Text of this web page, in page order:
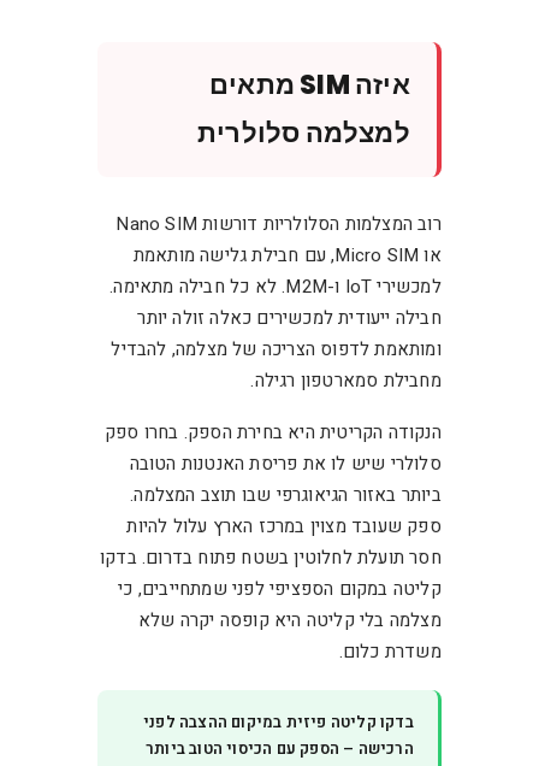
איזה SIM מתאים
למצלמה סלולרית
רוב המצלמות הסלולריות דורשות Nano SIM
או Micro SIM, עם חבילת גלישה מותאמת
למכשירי IoT ו-M2M. לא כל חבילה מתאימה.
חבילה ייעודית למכשירים כאלה זולה יותר
ומותאמת לדפוס הצריכה של מצלמה, להבדיל
מחבילת סמארטפון רגילה.
הנקודה הקריטית היא בחירת הספק. בחרו ספק
סלולרי שיש לו את פריסת האנטנות הטובה
ביותר באזור הגיאוגרפי שבו תוצב המצלמה.
ספק שעובד מצוין במרכז הארץ עלול להיות
חסר תועלת לחלוטין בשטח פתוח בדרום. בדקו
קליטה במקום הספציפי לפני שמתחייבים, כי
מצלמה בלי קליטה היא קופסה יקרה שלא
משדרת כלום.
בדקו קליטה פיזית במיקום ההצבה לפני
הרכישה – הספק עם הכיסוי הטוב ביותר